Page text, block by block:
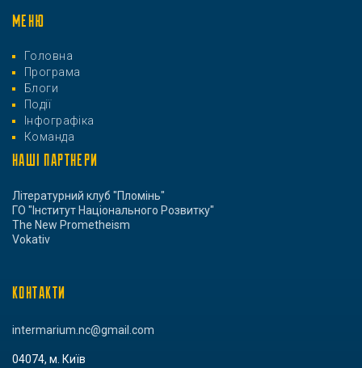
МЕНЮ
Головна
Програма
Блоги
Події
Інфографіка
Команда
НАШІ ПАРТНЕРИ
Літературний клуб "Пломінь"
ГО "Інститут Національного Розвитку"
The New Prometheism
Vokativ
КОНТАКТИ
intermarium.nc@gmail.com
04074, м. Київ